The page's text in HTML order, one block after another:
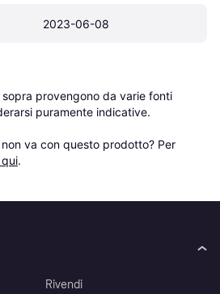
2023-06-08
provengono da varie fonti
puramente indicative.
va con questo prodotto? Per
.
Rivendi